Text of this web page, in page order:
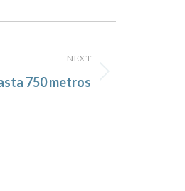
NEXT
750 metros